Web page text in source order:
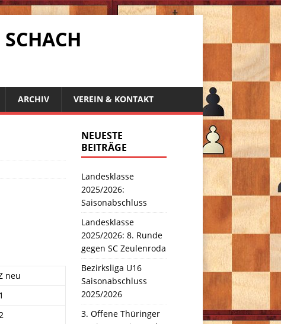
ARCHIV VEREIN & KONTAKT
neu
NEUESTE
BEITRÄGE
Landesklasse
2025/2026:
Saisonabschluss
Landesklasse
2025/2026: 8. Runde
gegen SC Zeulenroda
Bezirksliga U16
Saisonabschluss
2025/2026
3. Offene Thüringer